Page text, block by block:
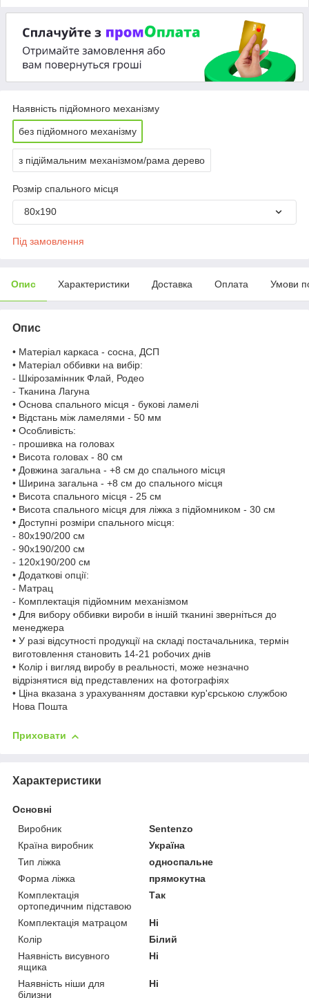
Наявність підйомного механізму
без підйомного механізму
з підіймальним механізмом/рама дерево
Розмір спального місця
80х190
Під замовлення
Опис Характеристики Доставка Оплата Умови
Опис
• Матеріал каркаса - сосна, ДСП
• Матеріал оббивки на вибір:
- Шкірозамінник Флай, Родео
- Тканина Лагуна
• Основа спального місця - букові ламелі
• Відстань між ламелями - 50 мм
• Особливість:
- прошивка на головах
• Висота головах - 80 см
• Довжина загальна - +8 см до спального місця
• Ширина загальна - +8 см до спального місця
• Висота спального місця - 25 см
• Висота спального місця для ліжка з підйомником - 30 см
• Доступні розміри спального місця:
- 80х190/200 см
- 90х190/200 см
- 120х190/200 см
• Додаткові опції:
- Матрац
- Комплектація підйомним механізмом
• Для вибору оббивки вироби в іншій тканині зверніться до
менеджера
• У разі відсутності продукції на складі постачальника, термін
виготовлення становить 14-21 робочих днів
• Колір і вигляд виробу в реальності, може незначно
відрізнятися від представлених на фотографіях
• Ціна вказана з урахуванням доставки кур'єрською службою
Нова Пошта
Приховати
Характеристики
Основні
Виробник
Sentenzo
Країна виробник
Україна
Тип ліжка
односпальне
Форма ліжка
прямокутна
Комплектація
ортопедичним підставою
Так
Комплектація матрацом
Ні
Колір
Білий
Наявність висувного
ящика
Ні
Наявність ніши для
білизни
Ні